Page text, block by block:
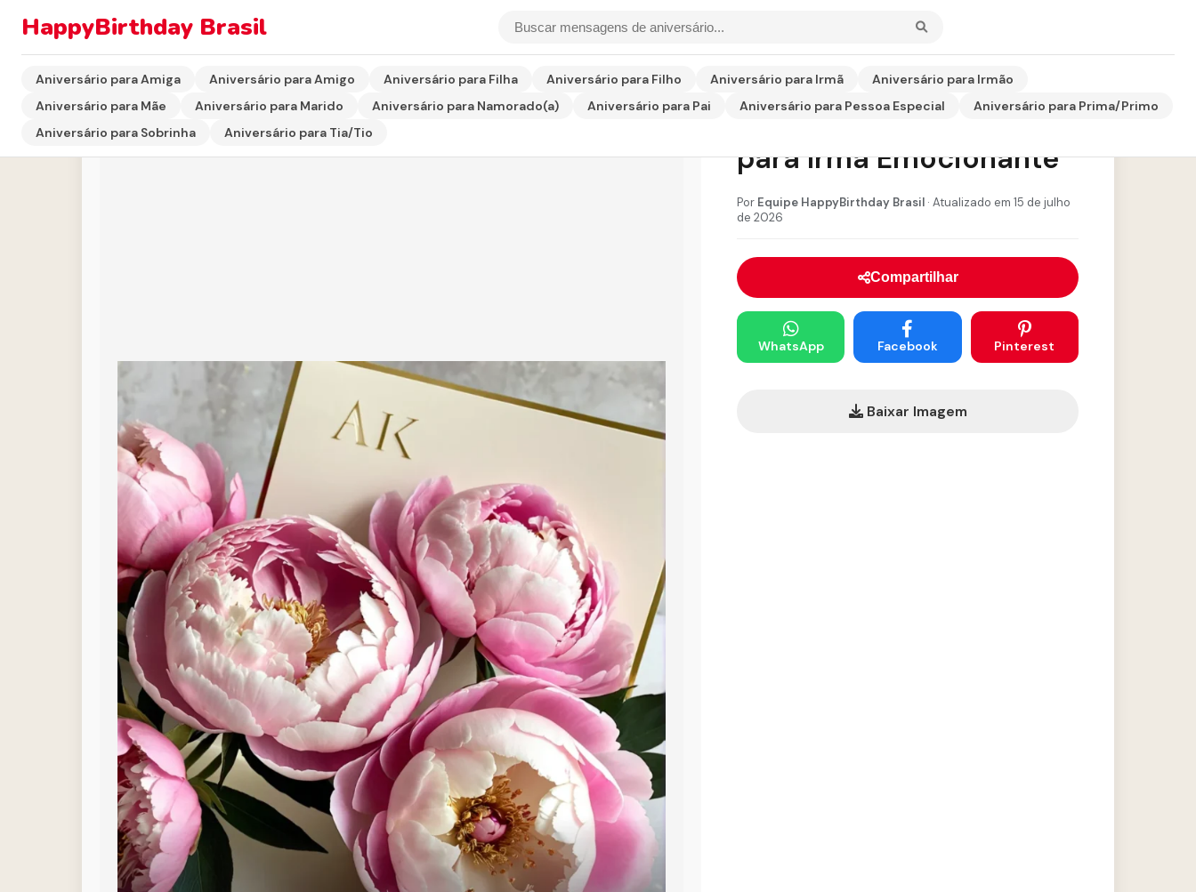
HappyBirthday Brasil
Aniversário para Amiga Aniversário para Amigo Aniversário para Filha Aniversário para Filho Aniversário para Irmã
Aniversário para Irmão
Aniversário para Mãe
Aniversário para Marido Aniversário para Namorado(a) Aniversário para Pai Aniversário para Pessoa Especial
Aniversário para Prima/Primo
Aniversário para Sobrinha
Aniversário para Tia/Tio
Texto de Aniversário
para Irmã Emocionante
Por Equipe HappyBirthday Brasil · Atualizado em 15 de julho
de 2026
Compartilhar
WhatsApp Facebook Pinterest
Baixar Imagem